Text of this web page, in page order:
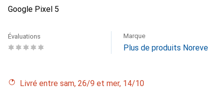
Google Pixel 5
Évaluations Marque
Plus de produits Noreve
Livré entre sam, 26/9 et mer, 14/10